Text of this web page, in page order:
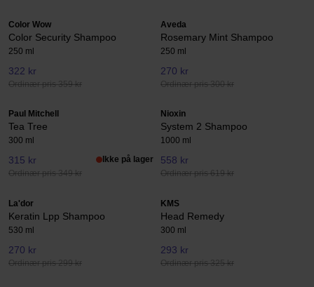
Color Wow
Color Security Shampoo
250 ml
322 kr
Ordinær pris 359 kr
Aveda
Rosemary Mint Shampoo
250 ml
270 kr
Ordinær pris 300 kr
Paul Mitchell
Tea Tree
300 ml
315 kr
Ordinær pris 349 kr
Ikke på lager
Nioxin
System 2 Shampoo
1000 ml
558 kr
Ordinær pris 619 kr
La'dor
Keratin Lpp Shampoo
530 ml
270 kr
Ordinær pris 299 kr
KMS
Head Remedy
300 ml
293 kr
Ordinær pris 325 kr